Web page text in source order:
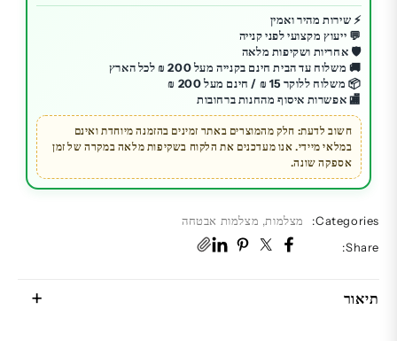
Xiaomi
C100
|
איכות
Full
HD
|
שנה
המילטון
⚡ שירות מהיר ואמין
💬 ייעוץ מקצועי לפני קנייה
🛡️ אחריות ושקיפות מלאה
🚚 משלוח עד הבית חינם בקנייה מעל 200 ₪ לכל הארץ
📦 משלוח ללוקר 15 ₪ / חינם מעל 200 ₪
🏬 אפשרות איסוף מהחנות ברחובות
חשוב לדעת: חלק מהמוצרים באתר זמינים בהזמנה מיוחדת ואינם
במלאי מיידי. אנו מעדכנים את הלקוח בשקיפות מלאה במקרה של זמן
אספקה שונה.
Categories: מצלמות, מצלמות אבטחה
Share:
תיאור